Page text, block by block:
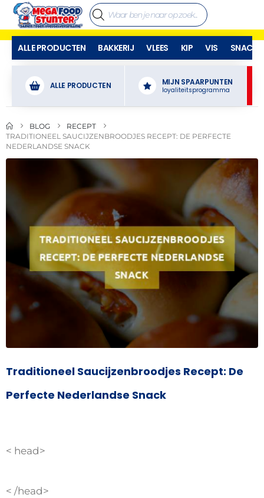
ALLE PRODUCTEN BAKKERIJ VLEES KIP VIS SNACKS
ALLE PRODUCTEN MIJN SPAARPUNTEN
loyaliteitsprogramma
BLOG
RECEPT
TRADITIONEEL SAUCIJZENBROODJES RECEPT: DE PERFECTE
NEDERLANDSE SNACK
Traditioneel Saucijzenbroodjes Recept: De
Perfecte Nederlandse Snack
< head>
< /head>